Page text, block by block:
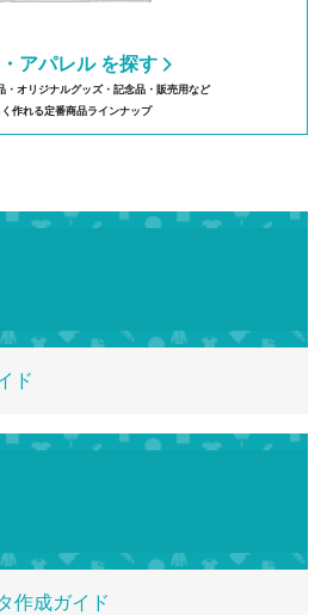
アパレル を探す
・オリジナルグッズ・記念品・販売用など
く作れる定番商品ラインナップ
ド
作成ガイド